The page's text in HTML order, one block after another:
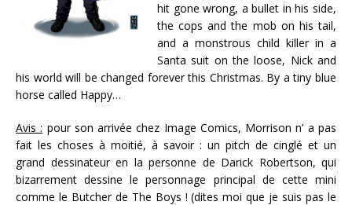
hit gone wrong, a bullet in his side,
the cops and the mob on his tail,
and a monstrous child killer in a
Santa suit on the loose, Nick and
his world will be changed forever this Christmas. By a tiny blue
horse called Happy…
Avis : pour son arrivée chez Image Comics, Morrison n’ a pas
fait les choses à moitié, à savoir : un pitch de cinglé et un
grand dessinateur en la personne de Darick Robertson, qui
bizarrement dessine le personnage principal de cette mini
comme le Butcher de The Boys ! (dites moi que je suis pas le